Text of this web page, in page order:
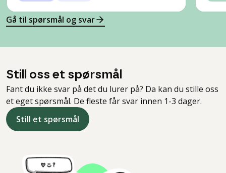
Gå til spørsmål og svar
Still oss et spørsmål
Fant du ikke svar på det du lurer på? Da kan du stille oss
et eget spørsmål. De fleste får svar innen 1-3 dager.
Still et spørsmål